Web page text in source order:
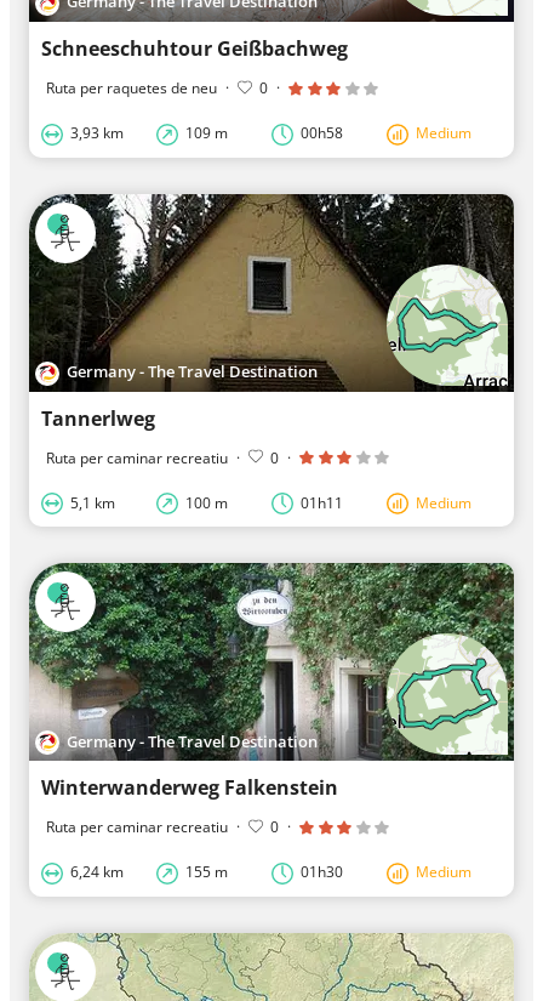
Schneeschuhtour Geißbachweg
Ruta per raquetes de neu · 0 ·
3,93 km 109 m 00h58 Medium
Germany - The Travel Destination
Tannerlweg
Ruta per caminar recreatiu · 0 ·
5,1 km 100 m 01h11 Medium
Germany - The Travel Destination
Winterwanderweg Falkenstein
Ruta per caminar recreatiu · 0 ·
6,24 km 155 m 01h30 Medium